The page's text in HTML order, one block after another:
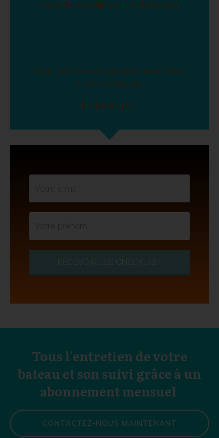
"Pack de checklist pour votre bateau"
Pour cela rentrez votre prénom et votre
e-mail ci dessous
Bonne lecture !
RECEVOIR LES CHECKLIST
Tous l'entretien de votre
bateau et son suivi grâce à un
abonnement mensuel
CONTACTEZ-NOUS MAINTENANT